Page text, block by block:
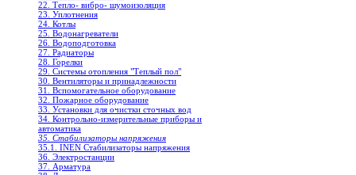
22. Тепло- вибро- шумоизоляция
23. Уплотнения
24. Котлы
25. Водонагреватели
26. Водоподготовка
27. Радиаторы
28. Горелки
29. Системы отопления "Теплый пол"
30. Вентиляторы и принадлежности
31. Вспомогательное оборудование
32. Пожарное оборудование
33. Установки для очистки сточных вод
34. Контрольно-измерительные приборы и
автоматика
35. Стабилизаторы напряжения
35.1. INEN Стабилизаторы напряжения
36. Электростанции
37. Арматура